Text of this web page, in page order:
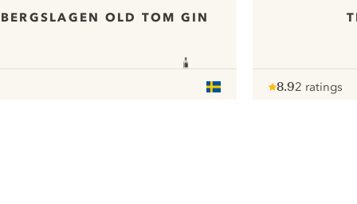
BERGSLAGEN OLD TOM GIN
8.92 ratings